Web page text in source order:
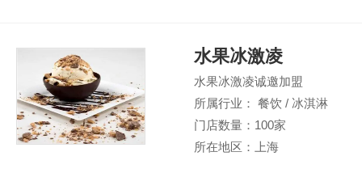
水果冰激凌
水果冰激凌诚邀加盟
所属行业： 餐饮 / 冰淇淋
门店数量：100家
所在地区：上海